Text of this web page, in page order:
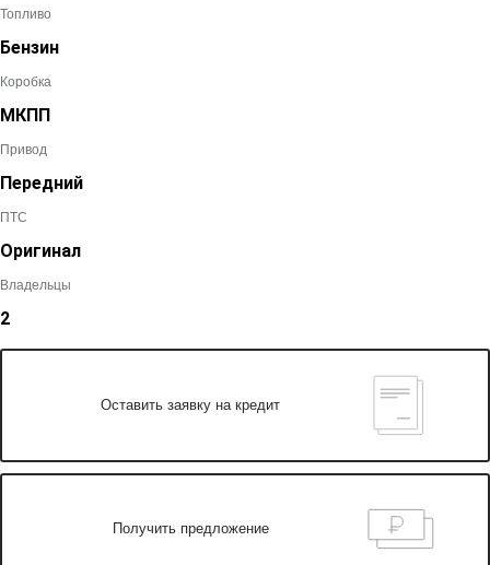
Топливо
Бензин
Коробка
МКПП
Привод
Передний
ПТС
Оригинал
Владельцы
2
Оставить заявку на кредит
Получить предложение